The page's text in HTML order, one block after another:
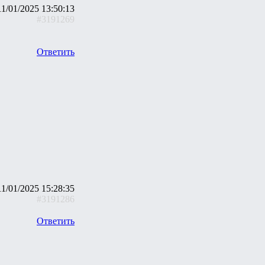
01/2025 13:50:13
#3191269
Ответить
01/2025 15:28:35
#3191286
Ответить